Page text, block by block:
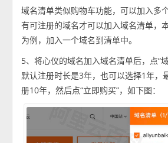
域名清单类似购物车功能，可以加入多
有可注册的域名才可以加入域名清单，
为例，加入一个域名到清单中。
5、将心仪的域名加入域名清单后，点“
默认注册时长是3年，也可以选择1年，
册10年，然后点“立即购买”，如下图：